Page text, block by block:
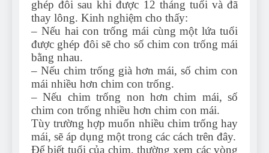
ghép đôi sau khi được 12 tháng tuổi và đã
thay lông. Kinh nghiệm cho thấy:
– Nếu hai con trống mái cùng một lứa tuổi
được ghép đôi sẽ cho số chim con trống mái
bằng nhau.
– Nếu chim trống già hơn mái, số chim con
mái nhiều hơn chim con trống.
– Nếu chim trống non hơn chim mái, số
chim con trống nhiều hơn chim con mái.
Tùy trường hợp muốn nhiều chim trống hay
mái, sẽ áp dụng một trong các cách trên đây.
Để biết tuổi của chim, thường xem các vòng